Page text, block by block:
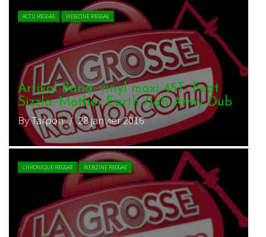
VIDEO REGGAE WEBZINE REGGAE
Artikal Band & Tiwony – Ma Colline
– Live Session 360° #7
By charliedub/ 7 février 2017
VIDEO REGGAE WEBZINE REGGAE
Artikal Band Feat.Volodia – Une